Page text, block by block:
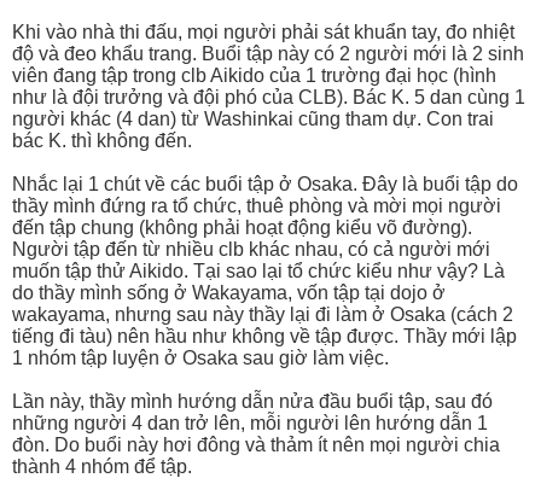
Khi vào nhà thi đấu, mọi người phải sát khuẩn tay, đo nhiệt
độ và đeo khẩu trang. Buổi tập này có 2 người mới là 2 sinh
viên đang tập trong clb Aikido của 1 trường đại học (hình
như là đội trưởng và đội phó của CLB). Bác K. 5 dan cùng 1
người khác (4 dan) từ Washinkai cũng tham dự. Con trai
bác K. thì không đến.
Nhắc lại 1 chút về các buổi tập ở Osaka. Đây là buổi tập do
thầy mình đứng ra tổ chức, thuê phòng và mời mọi người
đến tập chung (không phải hoạt động kiểu võ đường).
Người tập đến từ nhiều clb khác nhau, có cả người mới
muốn tập thử Aikido. Tại sao lại tổ chức kiểu như vậy? Là
do thầy mình sống ở Wakayama, vốn tập tại dojo ở
wakayama, nhưng sau này thầy lại đi làm ở Osaka (cách 2
tiếng đi tàu) nên hầu như không về tập được. Thầy mới lập
1 nhóm tập luyện ở Osaka sau giờ làm việc.
Lần này, thầy mình hướng dẫn nửa đầu buổi tập, sau đó
những người 4 dan trở lên, mỗi người lên hướng dẫn 1
đòn. Do buổi này hơi đông và thảm ít nên mọi người chia
thành 4 nhóm để tập.